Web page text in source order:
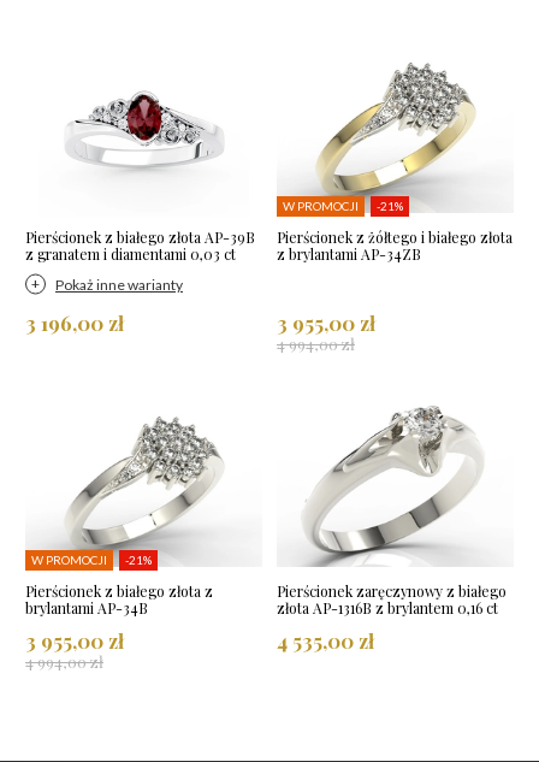
Pierścionek z białego złota AP-39B
z granatem i diamentami 0,03 ct
Pokaż inne warianty
3 196,00 zł
W PROMOCJI -21%
Pierścionek z żółtego i białego złota
z brylantami AP-34ZB
3 955,00 zł
4 994,00 zł
W PROMOCJI -21%
Pierścionek z białego złota z
brylantami AP-34B
3 955,00 zł
4 994,00 zł
Pierścionek zaręczynowy z białego
złota AP-1316B z brylantem 0,16 ct
4 535,00 zł